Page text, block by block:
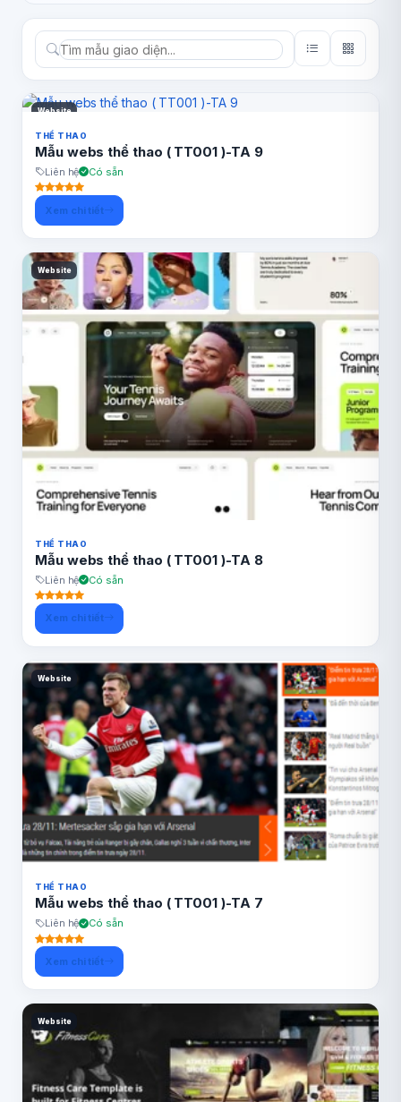
Website
THỂ THAO
Mẫu webs thể thao ( TT001 )-TA 9
Liên hệ Có sẵn
Xem chi tiết
Website
THỂ THAO
Mẫu webs thể thao ( TT001 )-TA 8
Liên hệ Có sẵn
Xem chi tiết
Website
THỂ THAO
Mẫu webs thể thao ( TT001 )-TA 7
Liên hệ Có sẵn
Xem chi tiết
Website